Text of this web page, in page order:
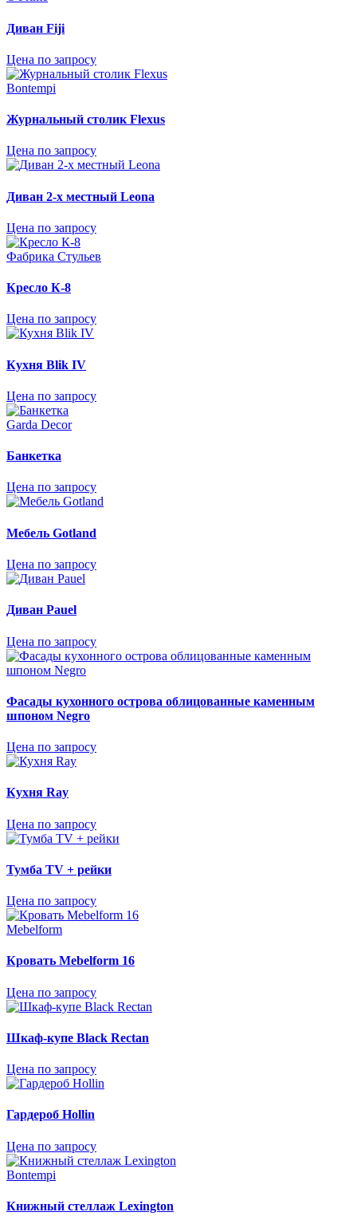
Диван Fiji
Цена по запросу
Bontempi
Журнальный столик Flexus
Цена по запросу
Диван 2-х местный Leona
Цена по запросу
Фабрика Стульев
Кресло К-8
Цена по запросу
Кухня Blik IV
Цена по запросу
Garda Decor
Банкетка
Цена по запросу
Мебель Gotland
Цена по запросу
Диван Pauel
Цена по запросу
Фасады кухонного острова облицованные каменным
шпоном Negro
Цена по запросу
Кухня Ray
Цена по запросу
Тумба TV + рейки
Цена по запросу
Mebelform
Кровать Mebelform 16
Цена по запросу
Шкаф-купе Black Rectan
Цена по запросу
Гардероб Hollin
Цена по запросу
Bontempi
Книжный стеллаж Lexington